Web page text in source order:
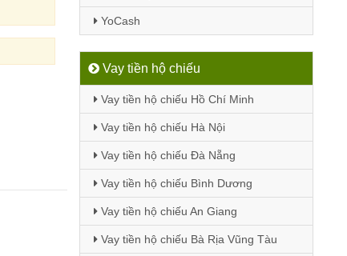
YoCash
Vay tiền hộ chiếu
Vay tiền hộ chiếu Hồ Chí Minh
Vay tiền hộ chiếu Hà Nội
Vay tiền hộ chiếu Đà Nẵng
Vay tiền hộ chiếu Bình Dương
Vay tiền hộ chiếu An Giang
Vay tiền hộ chiếu Bà Rịa Vũng Tàu